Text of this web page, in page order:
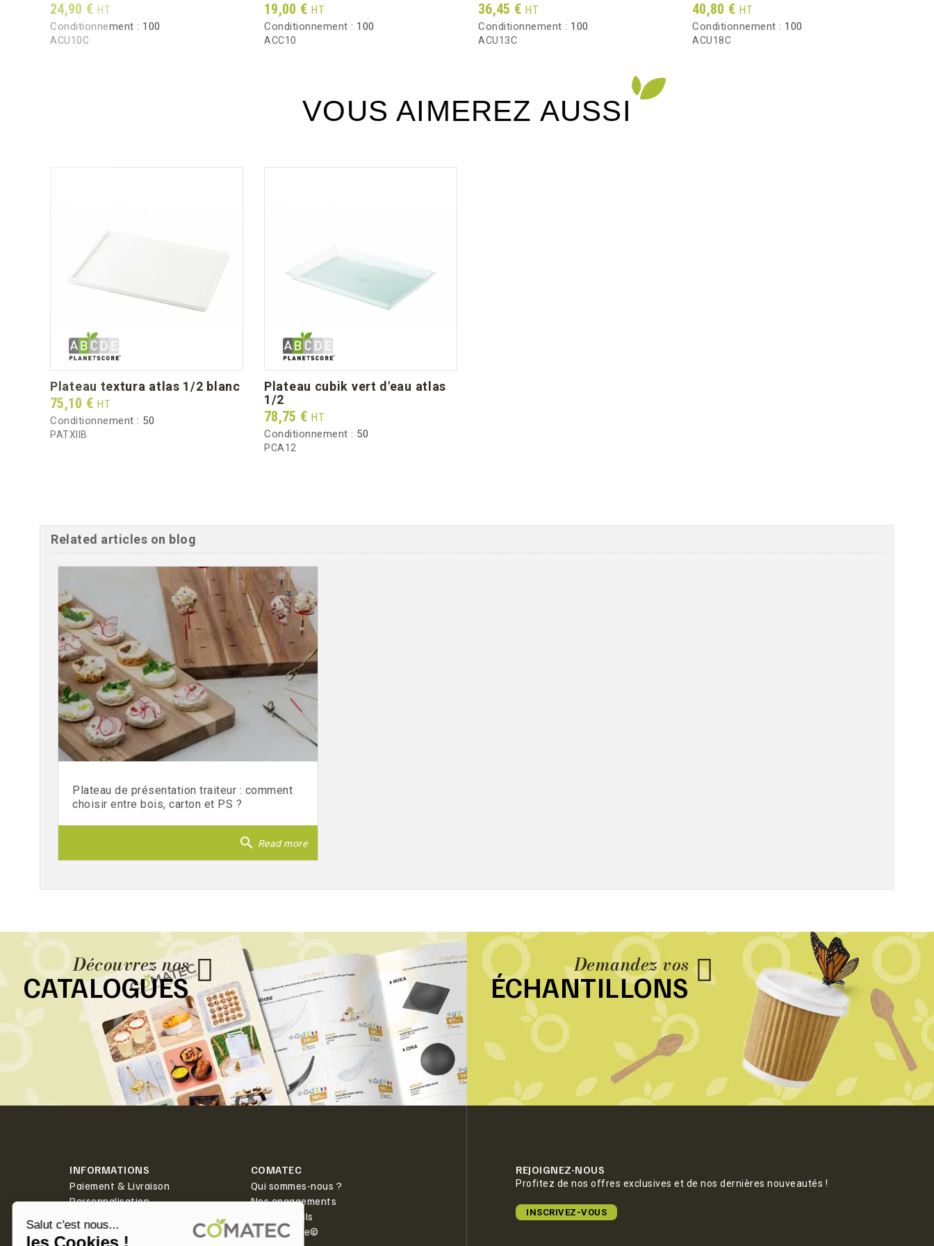
Prix
24,90 € HT
Conditionnement : 100
ACU10C
Prix
19,00 € HT
Conditionnement : 100
ACC10
Prix
36,45 € HT
Conditionnement : 100
ACU13C
Prix
40,80 € HT
Conditionnement : 100
ACU18C
VOUS AIMEREZ AUSSI
plateau textura atlas 1/2 blanc
Prix
75,10 € HT
Conditionnement : 50
PATXIIB
plateau cubik vert d'eau atlas
1/2
Prix
78,75 € HT
Conditionnement : 50
PCA12
Related articles on blog
Plateau de présentation traiteur : comment
choisir entre bois, carton et PS ?
search Read more
Découvrez nos
CATALOGUES
Demandez vos
ÉCHANTILLONS
INFORMATIONS
Paiement & Livraison
Personnalisation
Contact
COMATEC
Qui sommes-nous ?
Nos engagements
Boîte à outils
PlanetScore©
REJOIGNEZ-NOUS
Profitez de nos offres exclusives et de nos dernières nouveautés !
INSCRIVEZ-VOUS